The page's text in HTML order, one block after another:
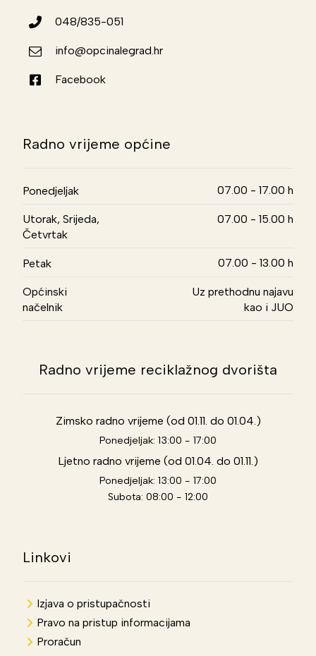
048/835-051
info@opcinalegrad.hr
Facebook
Radno vrijeme općine
Ponedjeljak 07.00 - 17.00 h
Utorak, Srijeda,
Četvrtak
07.00 - 15.00 h
Petak 07.00 - 13.00 h
Općinski
načelnik
Uz prethodnu najavu
kao i JUO
Radno vrijeme reciklažnog dvorišta
Zimsko radno vrijeme (od 01.11. do 01.04.)
Ponedjeljak: 13:00 - 17:00
Ljetno radno vrijeme (od 01.04. do 01.11.)
Ponedjeljak: 13:00 - 17:00
Subota: 08:00 - 12:00
Linkovi
Izjava o pristupačnosti
Pravo na pristup informacijama
Proračun